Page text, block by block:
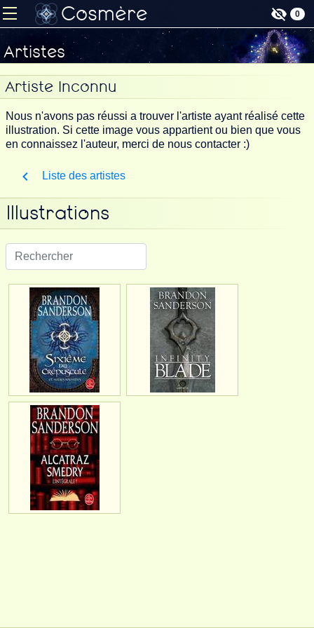
Cosmère 0
Artistes
Artiste Inconnu
Nous n'avons pas réussi a trouver l'artiste ayant réalisé cette
illustration. Si cette image vous appartient ou bien que vous
en connaissez l'auteur, merci de nous contacter :)
Liste des artistes
Illustrations